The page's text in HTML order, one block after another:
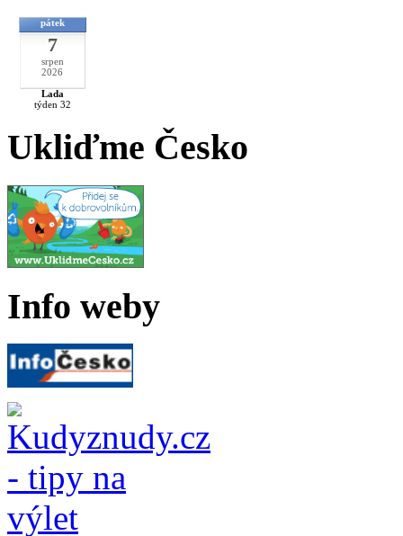
pátek
7
srpen
2026
Lada
týden 32
Ukliďme Česko
Info weby